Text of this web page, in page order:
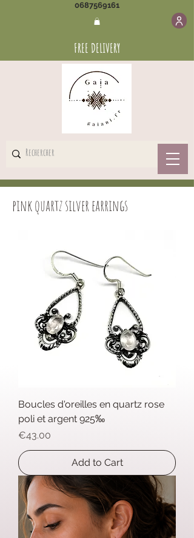
0687569161
FREE DELIVERY
pink quartz silver earrings
Boucles d'oreilles en quartz rose
poli et argent 925‰
Price
€43.00
Add to Cart